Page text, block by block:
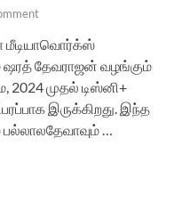
மீடியாவொர்க்ஸ்
ஷரத் தேவராஜன் வழங்கும்
2024 முதல் டிஸ்னி+
இருக்கிறது. இந்த
…